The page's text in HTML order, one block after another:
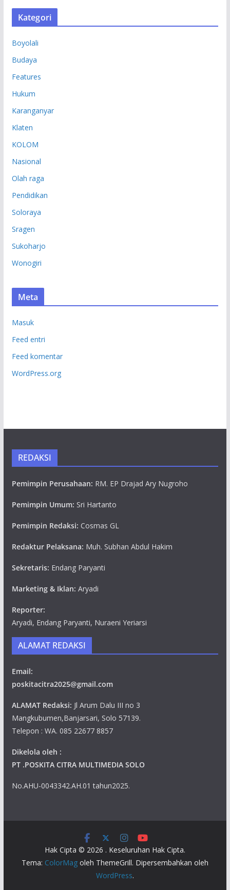
S
Kategori
Boyolali
Budaya
Features
Hukum
Karanganyar
Klaten
KOLOM
Nasional
Olah raga
Pendidikan
Soloraya
Sragen
Sukoharjo
Wonogiri
Meta
Masuk
Feed entri
Feed komentar
WordPress.org
REDAKSI
Pemimpin Perusahaan: RM. EP Drajad Ary Nugroho
Pemimpin Umum: Sri Hartanto
Pemimpin Redaksi: Cosmas GL
Redaktur Pelaksana: Muh. Subhan Abdul Hakim
Sekretaris: Endang Paryanti
Marketing & Iklan: Aryadi
Reporter:
Aryadi, Endang Paryanti, Nuraeni Yeriarsi
ALAMAT REDAKSI
Email:
poskitacitra2025@gmail.com
ALAMAT Redaksi: Jl Arum Dalu III no 3
Mangkubumen,Banjarsari, Solo 57139.
Telepon : WA. 085 22677 8857
Dikelola oleh :
PT .POSKITA CITRA MULTIMEDIA SOLO
No.AHU-0043342.AH.01 tahun2025.
Hak Cipta © 2026 . Keseluruhan Hak Cipta.
Tema: ColorMagoleh ThemeGrill. Dipersembahkan oleh
WordPress.